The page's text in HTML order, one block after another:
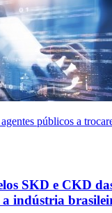
públicos a
SKD e CKD
a indústria